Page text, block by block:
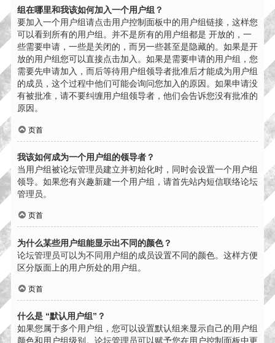
组在哪里和我该如何加入一个用户组？
要加入一个用户组请点击用户控制面板中的用户组链接，这样您
可以看到所有的用户组。并不是所有的用户组都是 开放的，一
些需要申请，一些是关闭的，而另一些甚至是隐藏的。如果是开
放的用户组您可以直接点击加入。如果是需要申请的用户组，您
需要先申请加入，而后等待用户组领导者批准后才能成为用户组
的成员，这个过程中他们可能会询问您加入的原因。如果申请没
有被批准，请不要纠缠用户组领导者，他们会告诉您没有批准的
原因。
页首
我该如何成为一个用户组的领导者？
当用户组被论坛管理员建立并初始化时，同时会设置一个用户组
领导。如果您有兴趣新建一个用户组，请首先站内短信联络论坛
管理员。
页首
为什么某些用户组能显示出不同的颜色？
论坛管理员可以为不同用户组的成员设置不同的颜色。这样方便
区分版面上的用户所处的用户组。
页首
什么是 “默认用户组”？
如果您属于多个用户组，您可以设置默认组来显示自己的用户组
颜色和用户组级别。论坛管理员可以赋予您在用户控制面板中更